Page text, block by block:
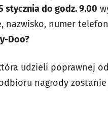
stycznia do godz. 9.00
nazwisko, numer
Doo?
udzieli poprawnej
nagrody